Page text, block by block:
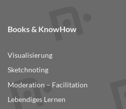
Books & KnowHow
Visualisierung
Sketchnoting
Moderation – Facilitation
Lebendiges Lernen